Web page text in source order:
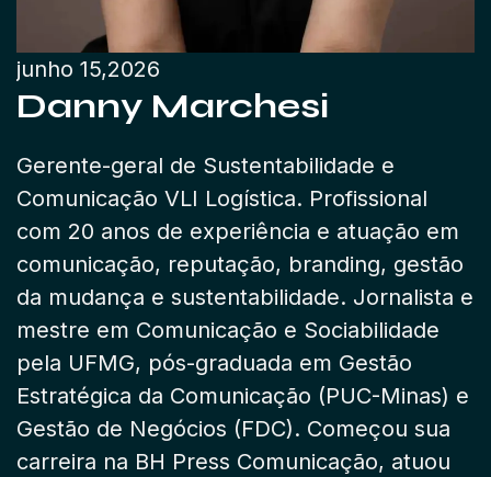
junho 15,2026
Danny Marchesi
Gerente-geral de Sustentabilidade e
Comunicação VLI Logística. Profissional
com 20 anos de experiência e atuação em
comunicação, reputação, branding, gestão
da mudança e sustentabilidade. Jornalista e
mestre em Comunicação e Sociabilidade
pela UFMG, pós-graduada em Gestão
Estratégica da Comunicação (PUC-Minas) e
Gestão de Negócios (FDC). Começou sua
carreira na BH Press Comunicação, atuou